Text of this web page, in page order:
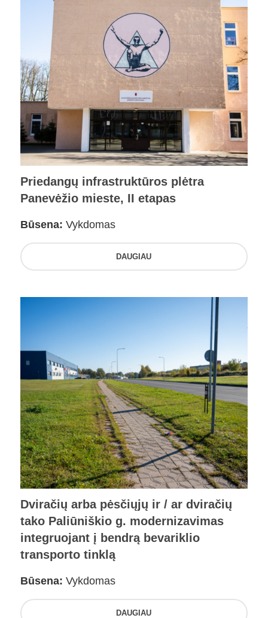
Priedangų infrastruktūros plėtra
Panevėžio mieste, II etapas
Būsena: Vykdomas
DAUGIAU
Dviračių arba pėsčiųjų ir / ar dviračių
tako Paliūniškio g. modernizavimas
integruojant į bendrą bevariklio
transporto tinklą
Būsena: Vykdomas
DAUGIAU